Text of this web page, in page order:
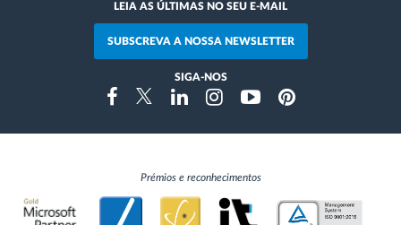
LEIA AS ÚLTIMAS NO SEU E-MAIL
SUBSCREVA A NOSSA NEWSLETTER
SIGA-NOS
FacebookTwitterLinkedinInstragramYoutubePinterest
Prémios e reconhecimentos